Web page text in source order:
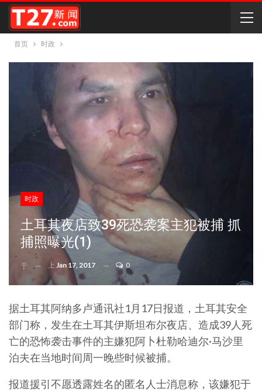
首页 时政
时政
土耳其夜店致39死恐袭案主犯被捕 抓
捕照曝光(1)
于 上 Jan 17, 2017 0
据土耳其阿纳多卢通讯社1月17日报道，土耳其安全
部门称，发生在土耳其伊斯坦布尔夜店、造成39人死
亡的恐怖袭击事件的主嫌犯阿卜杜勒哈迪尔·马沙里
泊夫在当地时间周一晚些时候被捕。
报道援引不愿透露姓名的匿名人士消息称，该嫌犯于